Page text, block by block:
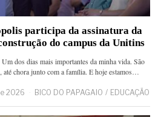
participa da assinatura da
do campus da Unitins
dos dias mais importantes da minha vida. São
até chora junto com a família. E hoje estamos…
2026 BICO DO PAPAGAIO / EDUCAÇÃO